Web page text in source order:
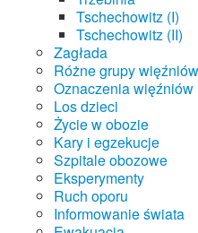
Tschechowitz (I)
Tschechowitz (II)
Zagłada
Różne grupy więźniów
Oznaczenia więźniów
Los dzieci
Życie w obozie
Kary i egzekucje
Szpitale obozowe
Eksperymenty
Ruch oporu
Informowanie świata